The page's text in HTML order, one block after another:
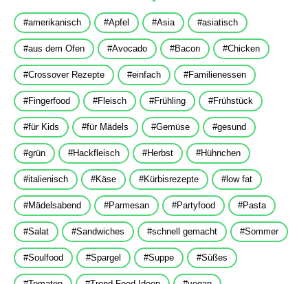
amerikanisch Apfel Asia asiatisch
aus dem Ofen Avocado Bacon Chicken
Crossover Rezepte einfach Familienessen
Fingerfood Fleisch Frühling Frühstück
für Kids für Mädels Gemüse gesund
grün Hackfleisch Herbst Hühnchen
italienisch Käse Kürbisrezepte low fat
Mädelsabend Parmesan Partyfood Pasta
Salat Sandwiches schnell gemacht Sommer
Soulfood Spargel Suppe Süßes